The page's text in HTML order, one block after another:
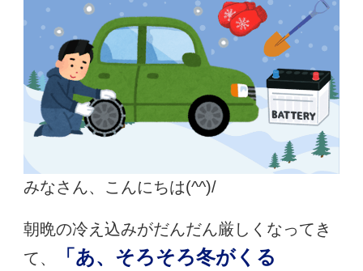
みなさん、こんにちは(^^)/
朝晩の冷え込みがだんだん厳しくなってき
て、
「あ、そろそろ冬がくる